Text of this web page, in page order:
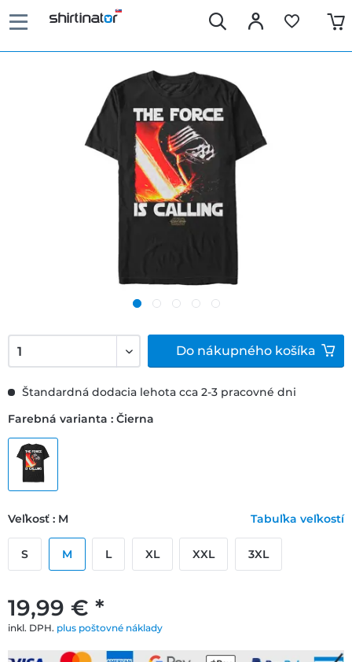
19,99 € *
inkl. DPH. plus poštovné náklady
Štandardná dodacia lehota cca 2-3 pracovné dni
Farebná varianta : Čierna
Veľkosť : M Tabuľka veľkostí
S M L XL XXL 3XL
Do nákupného košíka